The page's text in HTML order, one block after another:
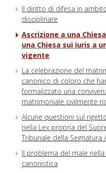
Il diritto di difesa in
disciplinare
Ascrizione a una
una Chiesa sui iuris a
vigente
La celebrazione del
canonico di coloro che
formalizzato una
matrimoniale civilmente
Alcune questioni sul
nella Lex propria del
Tribunale della Segnatura
Il problema del male
canonistica